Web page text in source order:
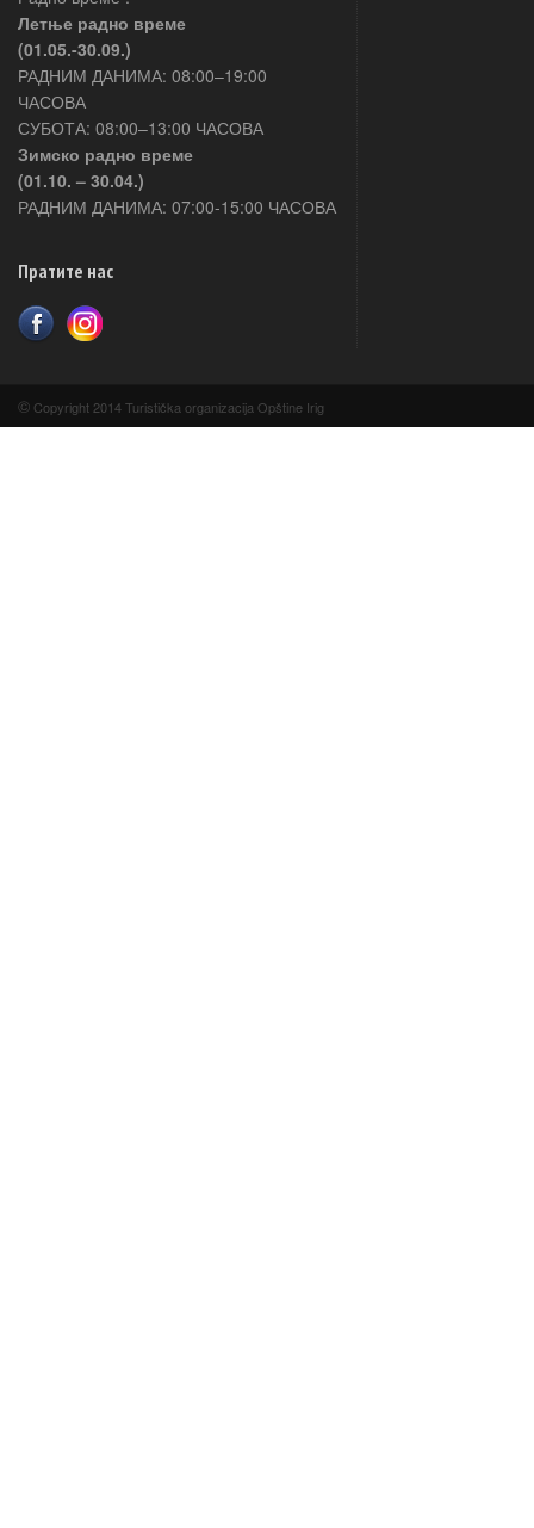
Летње радно време
(01.05.-30.09.)
РАДНИМ ДАНИМА: 08:00–19:00
ЧАСОВА
СУБОТА: 08:00–13:00 ЧАСОВА
Зимско радно време
(01.10. – 30.04.)
РАДНИМ ДАНИМА: 07:00-15:00 ЧАСОВА
Пратите нас
© Copyright 2014 Turistička organizacija Opštine Irig